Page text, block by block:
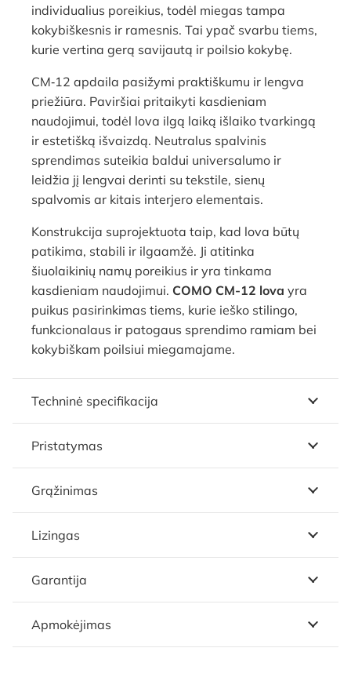
individualius poreikius, todėl miegas tampa
kokybiškesnis ir ramesnis. Tai ypač svarbu tiems,
kurie vertina gerą savijautą ir poilsio kokybę.
CM‑12 apdaila pasižymi praktiškumu ir lengva
priežiūra. Paviršiai pritaikyti kasdieniam
naudojimui, todėl lova ilgą laiką išlaiko tvarkingą
ir estetišką išvaizdą. Neutralus spalvinis
sprendimas suteikia baldui universalumo ir
leidžia jį lengvai derinti su tekstile, sienų
spalvomis ar kitais interjero elementais.
Konstrukcija suprojektuota taip, kad lova būtų
patikima, stabili ir ilgaamžė. Ji atitinka
šiuolaikinių namų poreikius ir yra tinkama
kasdieniam naudojimui. COMO CM-12 lova yra
puikus pasirinkimas tiems, kurie ieško stilingo,
funkcionalaus ir patogaus sprendimo ramiam bei
kokybiškam poilsiui miegamajame.
Techninė specifikacija
Pristatymas
Grąžinimas
Lizingas
Garantija
Apmokėjimas